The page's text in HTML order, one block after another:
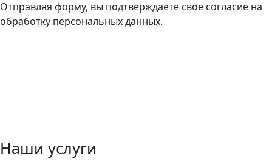
Отправляя форму, вы подтверждаете свое согласие на
обработку персональных данных.
Наши услуги